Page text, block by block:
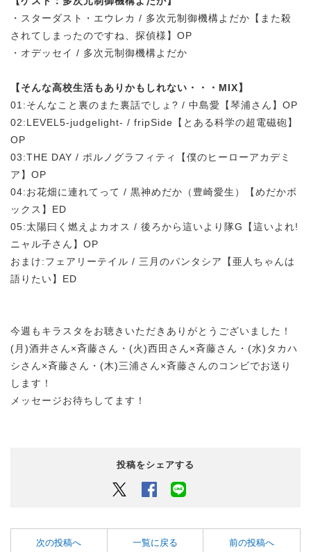
・スターダスト・エウレカ / 多次元制御機構よだか【また殺
されてしまったのですね、探偵様】OP
・オデッセイ / 多次元制御機構よだか
【そんな高校生活もありかもしれない・・・MIX】
01:そんなこと裏のまた裏話でしょ? / 中島愛【琴浦さん】OP
02:LEVEL5-judgelight- / fripSide【とある科学の超電磁砲】
OP
03:THE DAY / ポルノグラフィティ【僕のヒーローアカデミ
ア】OP
04:お花畑に連れてって / 黒神めだか（豊崎愛生）【めだかボ
ックス】ED
05:太陽曰く燃えよカオス / 後ろから這いより隊G【這いよれ!
ニャル子さん】OP
おまけ:フェアリーテイル / 三月のパンタシア【亜人ちゃんは
語りたい】ED
今週もキラスタをお聴きいただきありがとうございました！
(月)酒井さん×斉藤さん・(火)西田さん×斉藤さん・(水)タカハ
シさん×斉藤さん・(木)三浦さん×斉藤さんのコンビでお送り
します！
メッセージお待ちしてます！
投稿をシェアする
Twitter Facebook
次の投稿へ 一覧に戻る 前の投稿へ